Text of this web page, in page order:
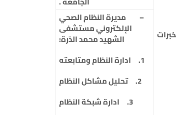
– مديرة النظام الصحي
الإلكتروني مستشفى
الشهيد محمد الدٌرة:
1. ادارة النظام ومتابعته
2. تحليل مشاكل النظام
3. ادارة شبكة النظام